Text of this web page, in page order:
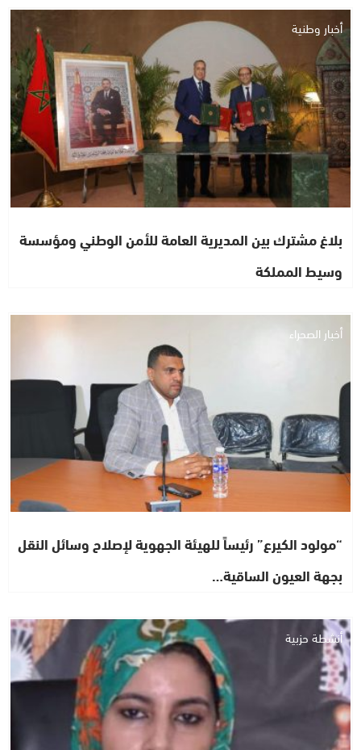
أخبار وطنية
بلاغ مشترك بين المديرية العامة للأمن الوطني ومؤسسة
وسيط المملكة
أخبار الصحراء
“مولود الكيرع” رئيساً للهيئة الجهوية لإصلاح وسائل النقل
بجهة العيون الساقية…
أنشطة حزبية